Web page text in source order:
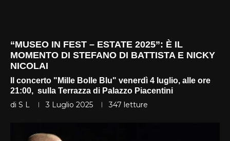
“MUSEO IN FEST – ESTATE 2025”: È IL
MOMENTO DI STEFANO DI BATTISTA E NICKY
NICOLAI
Il concerto "Mille Bolle Blu" venerdì 4 luglio, alle ore
21:00, sulla Terrazza di Palazzo Piacentini
di S L 3 Luglio 2025 347 letture